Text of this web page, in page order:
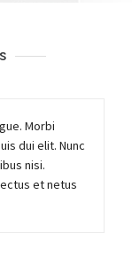
Morbi
dui elit. Nunc
nisi.
et netus